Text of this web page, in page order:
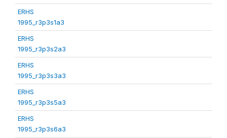
ERHS
1995_r3p3s1a3
ERHS
1995_r3p3s2a3
ERHS
1995_r3p3s3a3
ERHS
1995_r3p3s5a3
ERHS
1995_r3p3s6a3